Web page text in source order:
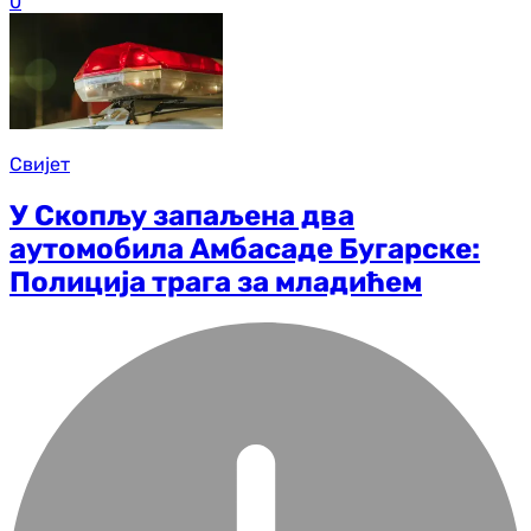
Свијет
У Скопљу запаљена два
аутомобила Амбасаде Бугарске:
Полиција трага за младићем